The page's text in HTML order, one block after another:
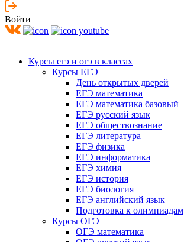
Войти
Курсы егэ и огэ в классах
Курсы ЕГЭ
День открытых дверей
ЕГЭ математика
ЕГЭ математика базовый
ЕГЭ русский язык
ЕГЭ обществознание
ЕГЭ литература
ЕГЭ физика
ЕГЭ информатика
ЕГЭ химия
ЕГЭ история
ЕГЭ биология
ЕГЭ английский язык
Подготовка к олимпиадам
Курсы ОГЭ
ОГЭ математика